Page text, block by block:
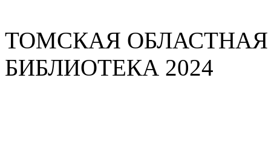
ТОМСКАЯ
БИБЛИОТЕКА 2024